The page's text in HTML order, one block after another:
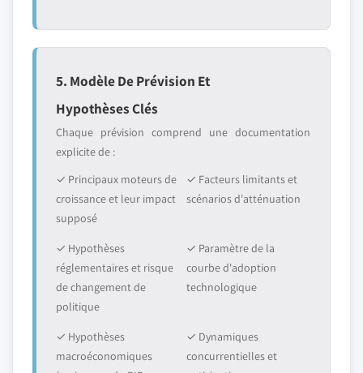
5. Modèle De Prévision Et
Hypothèses Clés
Chaque prévision comprend une documentation
explicite de :
✓ Principaux moteurs de
croissance et leur impact
supposé
✓ Facteurs limitants et
scénarios d'atténuation
✓ Hypothèses
réglementaires et risque
de changement de
politique
✓ Paramètre de la
courbe d'adoption
technologique
✓ Hypothèses
macroéconomiques
✓ Dynamiques
concurrentielles et